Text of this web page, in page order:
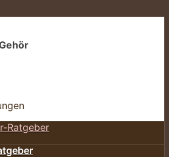
Ratgeber